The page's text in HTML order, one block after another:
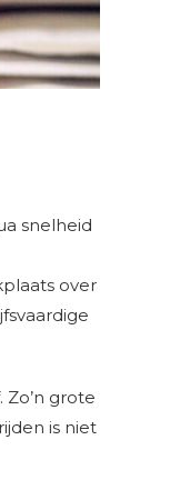
snelheid
over
grote
is niet